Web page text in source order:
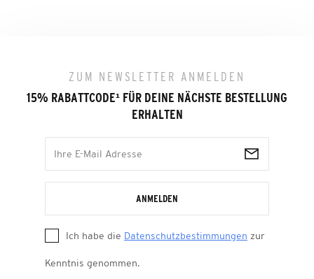
ZUM NEWSLETTER ANMELDEN
15% RABATTCODE¹ FÜR DEINE NÄCHSTE BESTELLUNG
ERHALTEN
ANMELDEN
Ich habe die Datenschutzbestimmungen zur
Kenntnis genommen.